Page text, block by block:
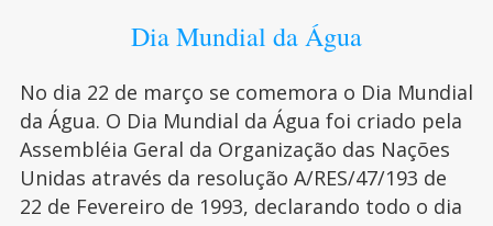
Dia Mundial da Água
No dia 22 de março se comemora o Dia Mundial
da Água. O Dia Mundial da Água foi criado pela
Assembléia Geral da Organização das Nações
Unidas através da resolução A/RES/47/193 de
22 de Fevereiro de 1993, declarando todo o dia